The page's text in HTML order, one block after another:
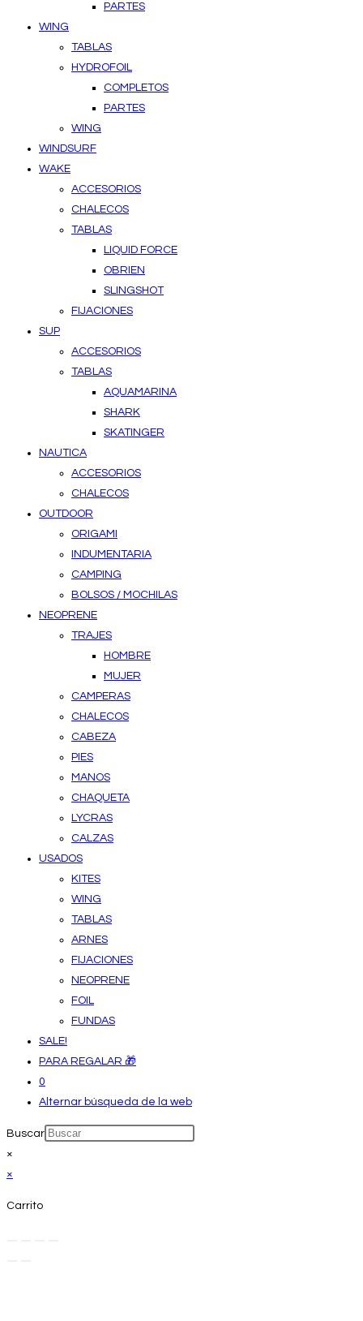
PARTES
WING
TABLAS
HYDROFOIL
COMPLETOS
PARTES
WING
WINDSURF
WAKE
ACCESORIOS
CHALECOS
TABLAS
LIQUID FORCE
OBRIEN
SLINGSHOT
FIJACIONES
SUP
ACCESORIOS
TABLAS
AQUAMARINA
SHARK
SKATINGER
NAUTICA
ACCESORIOS
CHALECOS
OUTDOOR
ORIGAMI
INDUMENTARIA
CAMPING
BOLSOS / MOCHILAS
NEOPRENE
TRAJES
HOMBRE
MUJER
CAMPERAS
CHALECOS
CABEZA
PIES
MANOS
CHAQUETA
LYCRAS
CALZAS
USADOS
KITES
WING
TABLAS
ARNES
FIJACIONES
NEOPRENE
FOIL
FUNDAS
SALE!
PARA REGALAR 🎁
0
Alternar búsqueda de la web
Buscar
×
×
Carrito